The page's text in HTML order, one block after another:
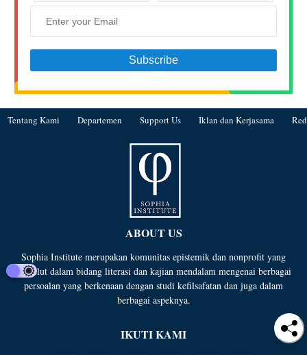
Tentang Kami Departemen Support Us Iklan dan Kerjasama
ABOUT US
Sophia Institute merupakan komunitas epistemik dan nonprofit yang
bergelut dalam bidang literasi dan kajian mendalam mengenai berbagai
persoalan yang berkenaan dengan studi kefilsafatan dan juga dalam
berbagai aspeknya.
IKUTI KAMI